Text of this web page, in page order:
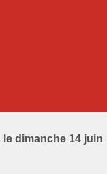
dimanche 14 juin